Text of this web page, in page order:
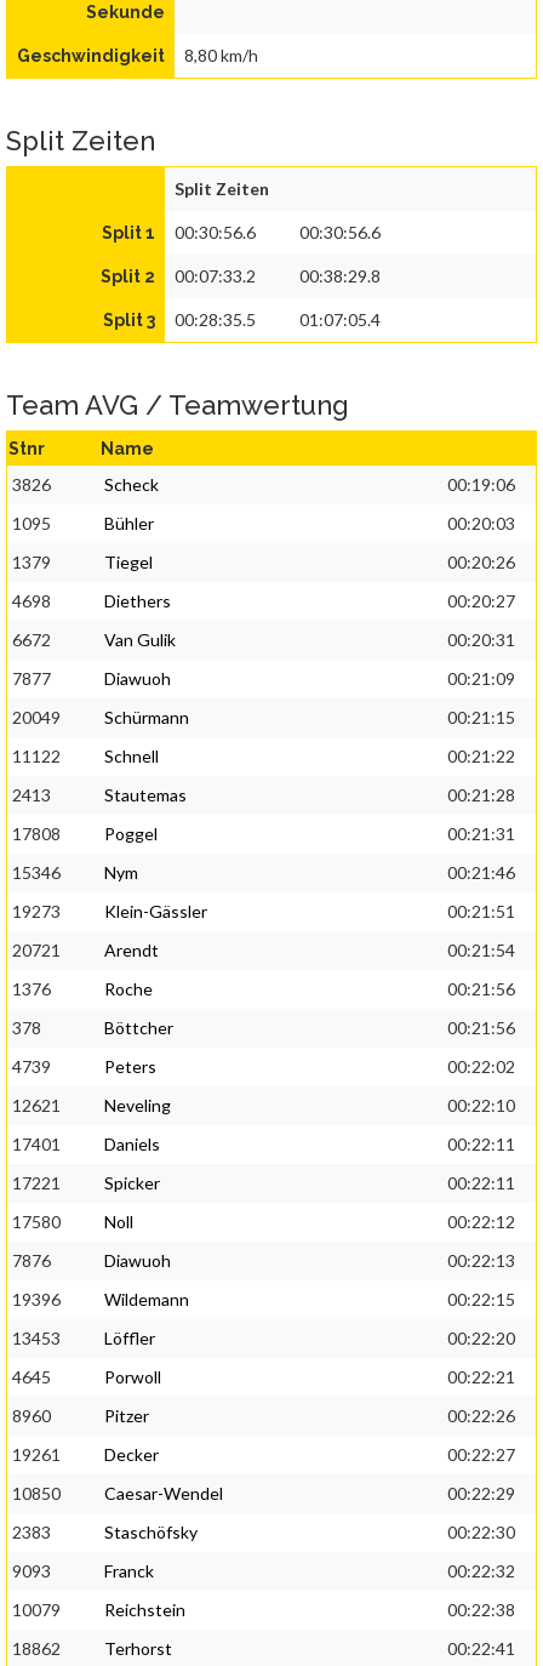
Sekunde
Geschwindigkeit 8,80 km/h
Split Zeiten
Split Zeiten
Split 1 00:30:56.6 00:30:56.6
Split 2 00:07:33.2 00:38:29.8
Split 3 00:28:35.5 01:07:05.4
Team AVG / Teamwertung
Stnr Name
3826 Scheck
00:19:06
1095
Bühler
00:20:03
1379
Tiegel
00:20:26
4698
Diethers
00:20:27
6672
Van Gulik
00:20:31
7877
Diawuoh
00:21:09
20049
Schürmann
00:21:15
11122
Schnell
00:21:22
2413
Stautemas
00:21:28
17808
Poggel
00:21:31
15346
Nym
00:21:46
19273
Klein-Gässler
00:21:51
20721
Arendt
00:21:54
1376
Roche
00:21:56
378
Böttcher
00:21:56
4739
Peters
00:22:02
12621
Neveling
00:22:10
17401
Daniels
00:22:11
17221
Spicker
00:22:11
17580
Noll
00:22:12
7876
Diawuoh
00:22:13
19396
Wildemann
00:22:15
13453
Löffler
00:22:20
4645
Porwoll
00:22:21
8960
Pitzer
00:22:26
19261
Decker
00:22:27
10850
Caesar-Wendel
00:22:29
2383
Staschöfsky
00:22:30
9093
Franck
00:22:32
10079
Reichstein
00:22:38
18862
Terhorst
00:22:41